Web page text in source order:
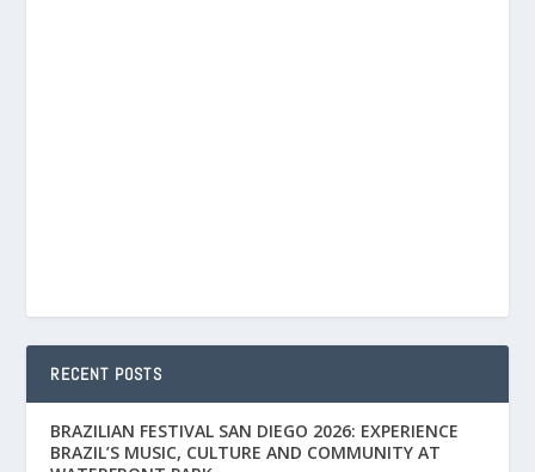
RECENT POSTS
BRAZILIAN FESTIVAL SAN DIEGO 2026: EXPERIENCE
BRAZIL’S MUSIC, CULTURE AND COMMUNITY AT